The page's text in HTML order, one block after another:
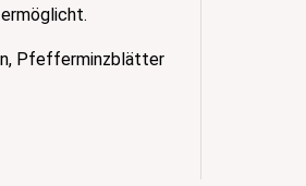
Pfefferminzblätter